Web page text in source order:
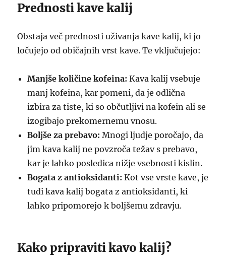
Prednosti kave kalij
Obstaja več prednosti uživanja kave kalij, ki jo
ločujejo od običajnih vrst kave. Te vključujejo:
Manjše količine kofeina: Kava kalij vsebuje
manj kofeina, kar pomeni, da je odlična
izbira za tiste, ki so občutljivi na kofein ali se
izogibajo prekomernemu vnosu.
Boljše za prebavo: Mnogi ljudje poročajo, da
jim kava kalij ne povzroča težav s prebavo,
kar je lahko posledica nižje vsebnosti kislin.
Bogata z antioksidanti: Kot vse vrste kave, je
tudi kava kalij bogata z antioksidanti, ki
lahko pripomorejo k boljšemu zdravju.
Kako pripraviti kavo kalij?